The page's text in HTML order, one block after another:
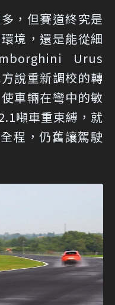
，但賽道終究是
境，還是能從細
Urus
說重新調校的轉
車輛在彎中的敏
噸車重束縛，就
程，仍舊讓駕駛